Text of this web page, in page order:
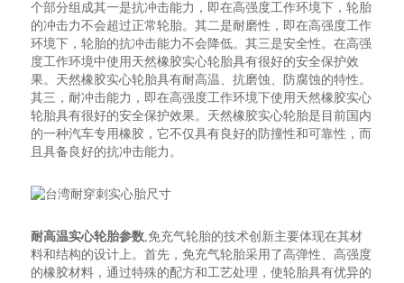
个部分组成其一是抗冲击能力，即在高强度工作环境下，轮胎
的冲击力不会超过正常轮胎。其二是耐磨性，即在高强度工作
环境下，轮胎的抗冲击能力不会降低。其三是安全性。在高强
度工作环境中使用天然橡胶实心轮胎具有很好的安全保护效
果。天然橡胶实心轮胎具有耐高温、抗磨蚀、防腐蚀的特性。
其三，耐冲击能力，即在高强度工作环境下使用天然橡胶实心
轮胎具有很好的安全保护效果。天然橡胶实心轮胎是目前国内
的一种汽车专用橡胶，它不仅具有良好的防撞性和可靠性，而
且具备良好的抗冲击能力。
耐高温实心轮胎参数,免充气轮胎的技术创新主要体现在其材
料和结构的设计上。首先，免充气轮胎采用了高弹性、高强度
的橡胶材料，通过特殊的配方和工艺处理，使轮胎具有优异的